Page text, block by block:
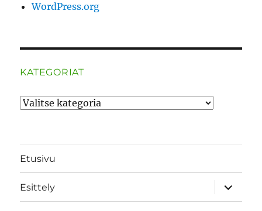
WordPress.org
KATEGORIAT
Kategoriat
Etusivu
Esittely
näytä